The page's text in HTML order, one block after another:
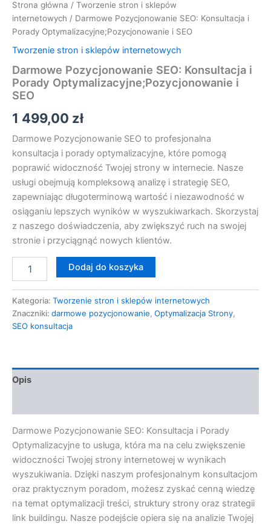
Strona główna / Tworzenie stron i sklepów
internetowych / Darmowe Pozycjonowanie SEO: Konsultacja i
Porady Optymalizacyjne;Pozycjonowanie i SEO
Tworzenie stron i sklepów internetowych
Darmowe Pozycjonowanie SEO: Konsultacja i
Porady Optymalizacyjne;Pozycjonowanie i
SEO
1 499,00 zł
Darmowe Pozycjonowanie SEO to profesjonalna
konsultacja i porady optymalizacyjne, które pomogą
poprawić widoczność Twojej strony w internecie. Nasze
usługi obejmują kompleksową analizę i strategię SEO,
zapewniając długoterminową wartość i niezawodność w
osiąganiu lepszych wyników w wyszukiwarkach. Skorzystaj
z naszego doświadczenia, aby zwiększyć ruch na swojej
stronie i przyciągnąć nowych klientów.
Dodaj do koszyka
Kategoria: Tworzenie stron i sklepów internetowych
Znaczniki: darmowe pozycjonowanie, Optymalizacja Strony,
SEO konsultacja
Opis
Darmowe Pozycjonowanie SEO: Konsultacja i Porady
Optymalizacyjne to usługa, która ma na celu zwiększenie
widoczności Twojej strony internetowej w wynikach
wyszukiwania. Dzięki naszym profesjonalnym konsultacjom
oraz praktycznym poradom, możesz zyskać cenną wiedzę
na temat optymalizacji treści, struktury strony oraz strategii
link buildingu. Nasze podejście opiera się na analizie Twojej